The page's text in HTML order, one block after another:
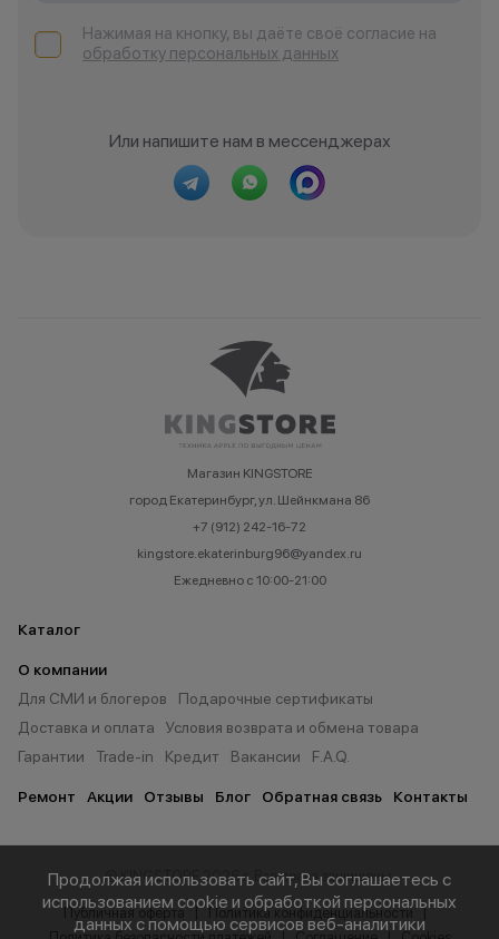
Нажимая на кнопку, вы даёте своё согласие на
обработку персональных данных
Или напишите нам в мессенджерах
Магазин KINGSTORE
город Екатеринбург, ул. Шейнкмана 86
+7 (912) 242-16-72
kingstore.ekaterinburg96@yandex.ru
Ежедневно с 10:00-21:00
Каталог
О компании
Для СМИ и блогеров
Подарочные сертификаты
Доставка и оплата
Условия возврата и обмена товара
Гарантии
Trade-in Кредит Вакансии F.A.Q.
Ремонт Акции Отзывы Блог Обратная связь Контакты
© KINGSTORE 2026 г. Все права защищены.
Публичная оферта
Политика конфиденциальности
Продолжая использовать сайт, Вы соглашаетесь с
использованием cookie и обработкой персональных
данных с помощью сервисов веб-аналитики